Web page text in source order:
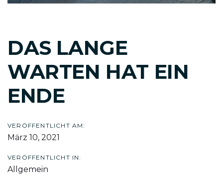
DAS LANGE
WARTEN HAT EIN
ENDE
VERÖFFENTLICHT AM:
März 10, 2021
VERÖFFENTLICHT IN:
Allgemein
Beitragsnavigation